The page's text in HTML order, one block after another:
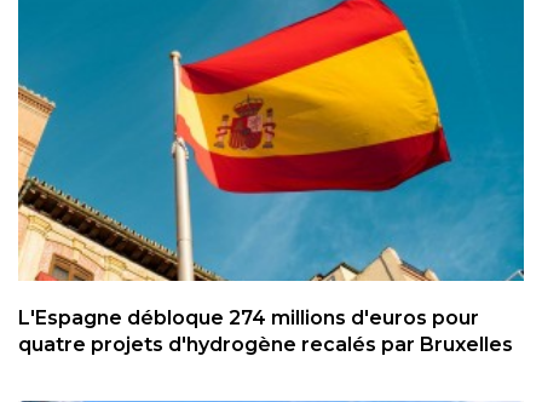
L'Espagne débloque 274 millions d'euros pour
quatre projets d'hydrogène recalés par Bruxelles